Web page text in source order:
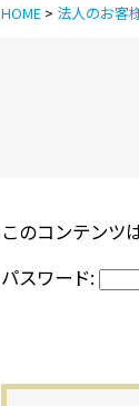
HOME > 法人のお客
このコンテンツ
パスワード: